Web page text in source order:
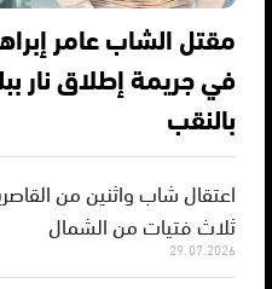
مقتل الشاب عامر
في جريمة إطلاق نار
بالنقب
اعتقال شاب واثنين من
ثلاث فتيات من الشمال
29.07.2026